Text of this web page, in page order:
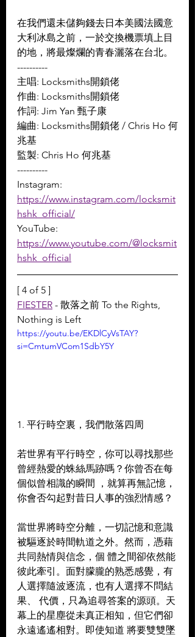
在我們還未儲夠錢去日本美國法國意
大利冰島之前，一於交換機票填上目
的地，將最燦爛的青春灑落在台北。
----------
主唱: Locksmiths開鎖佬
作曲: Locksmiths開鎖佬
作詞: Jim Yan 甄子康
編曲: Locksmiths開鎖佬 / Chris Ho 何
兆基
監製: Chris Ho 何兆基
----------
Instagram:
https://www.instagram.com/locksmit
hshk_official/
YouTube:
https://www.youtube.com/@locksmit
hshk_official
[ 4 of 5 ]
FIESTER - 散落之前 To the Rights,
Nothing is Left
https://youtu.be/EKDlCyVsTAY?
si=CmtumVCom1SdbY5Y
1. 平行時空裏，我們散落四周
若世界有平行時空，你可以尋找那些
曾經熱愛的蛛絲馬跡嗎？你曾否在每
個似曾相識的瞬間 ，就算再無記憶，
你會否勾起對昔日人事的強烈情感？
當世界將時空分離，一切記憶和意識
被驅逐於時間軌道之外。然而，憑藉
共同熱情與信念，個 體之間卻依然能
彼此牽引。面對朦朧的熟悉感覺，有
人選擇隨波逐流，也有人選擇不問結
果、 代價，只為追尋答案的源頭。天
幕上的星塵從未真正相知，但它們卻
永遠遙遙相對。即使知道 將要雙雙墜